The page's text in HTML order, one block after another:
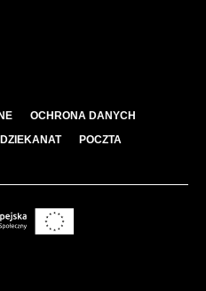
OCHRONA DANYCH
POCZTA